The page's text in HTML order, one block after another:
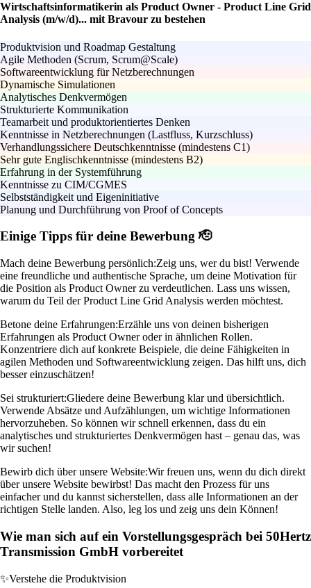
Wirtschaftsinformatikerin als Product Owner - Product Line Grid
Analysis (m/w/d)... mit Bravour zu bestehen
Produktvision und Roadmap Gestaltung
Agile Methoden (Scrum, Scrum@Scale)
Softwareentwicklung für Netzberechnungen
Dynamische Simulationen
Analytisches Denkvermögen
Strukturierte Kommunikation
Teamarbeit und produktorientiertes Denken
Kenntnisse in Netzberechnungen (Lastfluss, Kurzschluss)
Verhandlungssichere Deutschkenntnisse (mindestens C1)
Sehr gute Englischkenntnisse (mindestens B2)
Erfahrung in der Systemführung
Kenntnisse zu CIM/CGMES
Selbstständigkeit und Eigeninitiative
Planung und Durchführung von Proof of Concepts
Einige Tipps für deine Bewerbung 🫡
Mach deine Bewerbung persönlich:Zeig uns, wer du bist! Verwende
eine freundliche und authentische Sprache, um deine Motivation für
die Position als Product Owner zu verdeutlichen. Lass uns wissen,
warum du Teil der Product Line Grid Analysis werden möchtest.
Betone deine Erfahrungen:Erzähle uns von deinen bisherigen
Erfahrungen als Product Owner oder in ähnlichen Rollen.
Konzentriere dich auf konkrete Beispiele, die deine Fähigkeiten in
agilen Methoden und Softwareentwicklung zeigen. Das hilft uns, dich
besser einzuschätzen!
Sei strukturiert:Gliedere deine Bewerbung klar und übersichtlich.
Verwende Absätze und Aufzählungen, um wichtige Informationen
hervorzuheben. So können wir schnell erkennen, dass du ein
analytisches und strukturiertes Denkvermögen hast – genau das, was
wir suchen!
Bewirb dich über unsere Website:Wir freuen uns, wenn du dich direkt
über unsere Website bewirbst! Das macht den Prozess für uns
einfacher und du kannst sicherstellen, dass alle Informationen an der
richtigen Stelle landen. Also, leg los und zeig uns dein Können!
Wie man sich auf ein Vorstellungsgespräch bei 50Hertz
Transmission GmbH vorbereitet
✨Verstehe die Produktvision